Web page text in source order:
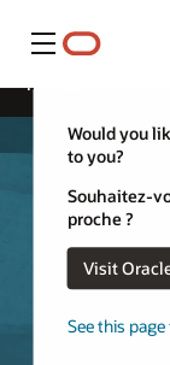
Menu
Would you
to you?
Souhaitez-
proche ?
Visit
See this
Niveau Vente Cloud